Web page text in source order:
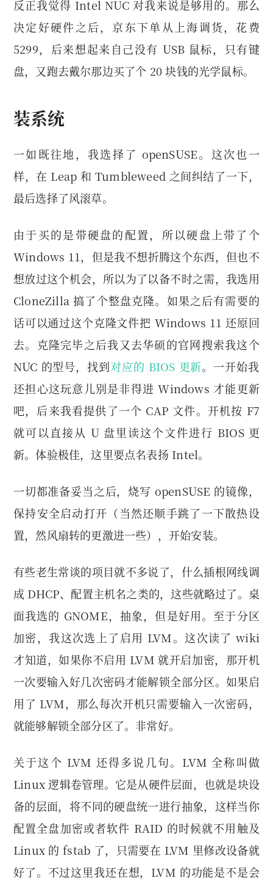
反正我觉得 Intel NUC 对我来说是够用的。那么
决定好硬件之后，京东下单从上海调货，花费
5299，后来想起来自己没有 USB 鼠标，只有键
盘，又跑去戴尔那边买了个 20 块钱的光学鼠标。
装系统
一如既往地，我选择了 openSUSE。这次也一
样，在 Leap 和 Tumbleweed 之间纠结了一下，
最后选择了风滚草。
由于买的是带硬盘的配置，所以硬盘上带了个
Windows 11，但是我不想折腾这个东西，但也不
想放过这个机会，所以为了以备不时之需，我选用
CloneZilla 搞了个整盘克隆。如果之后有需要的
话可以通过这个克隆文件把 Windows 11 还原回
去。克隆完毕之后我又去华硕的官网搜索我这个
NUC 的型号，找到对应的 BIOS 更新。一开始我
还担心这玩意儿别是非得进 Windows 才能更新
吧，后来我看提供了一个 CAP 文件。开机按 F7
就可以直接从 U 盘里读这个文件进行 BIOS 更
新。体验极佳，这里要点名表扬 Intel。
一切都准备妥当之后，烧写 openSUSE 的镜像，
保持安全启动打开（当然还顺手跳了一下散热设
置，然风扇转的更激进一些），开始安装。
有些老生常谈的项目就不多说了，什么插根网线调
成 DHCP、配置主机名之类的，这些就略过了。桌
面我选的 GNOME，抽象，但是好用。至于分区
加密，我这次选上了启用 LVM。这次读了 wiki
才知道，如果你不启用 LVM 就开启加密，那开机
一次要输入好几次密码才能解锁全部分区。如果启
用了 LVM，那么每次开机只需要输入一次密码，
就能够解锁全部分区了。非常好。
关于这个 LVM 还得多说几句。LVM 全称叫做
Linux 逻辑卷管理。它是从硬件层面，也就是块设
备的层面，将不同的硬盘统一进行抽象，这样当你
配置全盘加密或者软件 RAID 的时候就不用触及
Linux 的 fstab 了，只需要在 LVM 里修改设备就
好了。不过这里我还在想，LVM 的功能是不是会